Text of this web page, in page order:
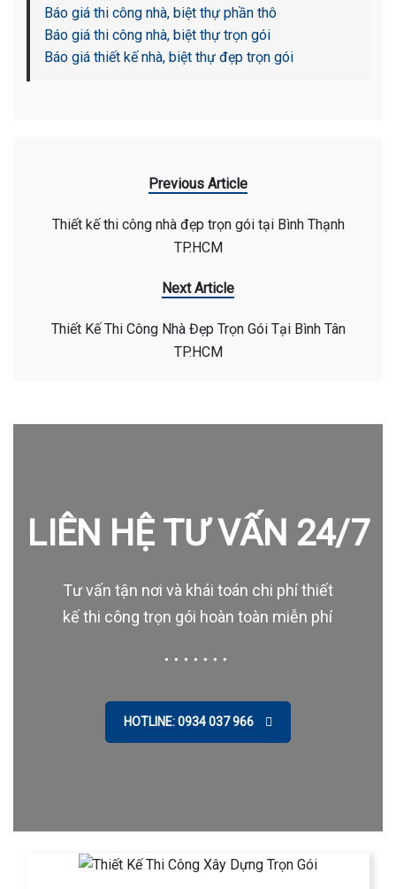
Báo giá thi công nhà, biệt thự phần thô
Báo giá thi công nhà, biệt thự trọn gói
Báo giá thiết kế nhà, biệt thự đẹp trọn gói
Previous Article
Thiết kế thi công nhà đẹp trọn gói tại Bình Thạnh
TP.HCM
Next Article
Thiết Kế Thi Công Nhà Đẹp Trọn Gói Tại Bình Tân
TP.HCM
LIÊN HỆ TƯ VẤN 24/7
Tư vấn tận nơi và khái toán chi phí thiết
kế thi công trọn gói hoàn toàn miễn phí
HOTLINE: 0934 037 966